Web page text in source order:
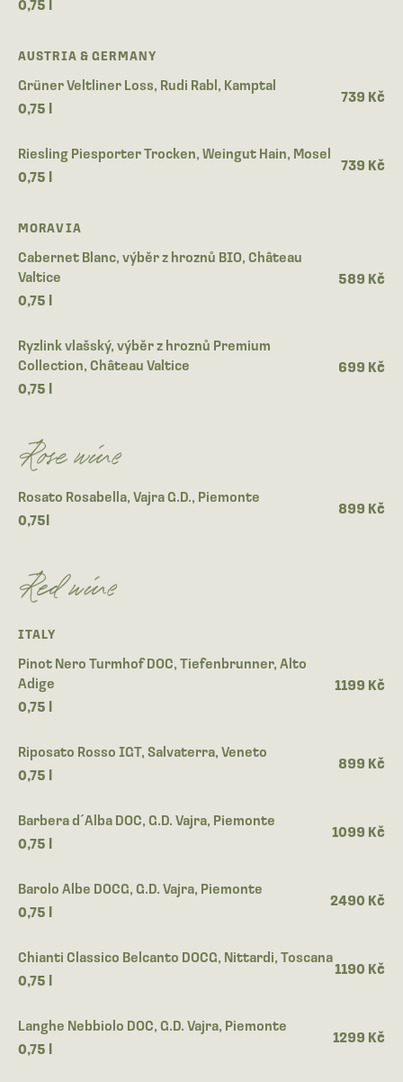
0,75 l
AUSTRIA & GERMANY
Grüner Veltliner Loss, Rudi Rabl, Kamptal
0,75 l
739 Kč
Riesling Piesporter Trocken, Weingut Hain, Mosel
0,75 l
739 Kč
MORAVIA
Cabernet Blanc, výběr z hroznů BIO, Château
Valtice
0,75 l
589 Kč
Ryzlink vlašský, výběr z hroznů Premium
Collection, Château Valtice
0,75 l
699 Kč
Rose wine
Rosato Rosabella, Vajra G.D., Piemonte
0,75l
899 Kč
Red wine
ITALY
Pinot Nero Turmhof DOC, Tiefenbrunner, Alto
Adige
0,75 l
1199 Kč
Riposato Rosso IGT, Salvaterra, Veneto
0,75 l
899 Kč
Barbera d´Alba DOC, G.D. Vajra, Piemonte
0,75 l
1099 Kč
Barolo Albe DOCG, G.D. Vajra, Piemonte
0,75 l
2490 Kč
Chianti Classico Belcanto DOCG, Nittardi, Toscana
0,75 l
1190 Kč
Langhe Nebbiolo DOC, G.D. Vajra, Piemonte
0,75 l
1299 Kč